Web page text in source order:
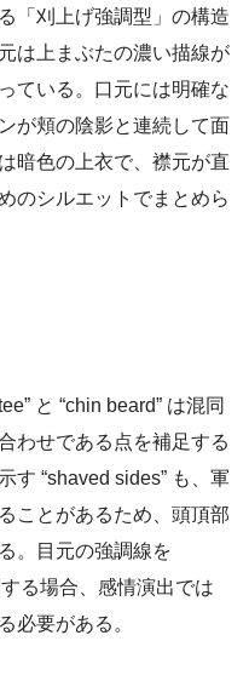
「刈上げ強調型」の構造
は上まぶたの濃い描線が
ている。口元には明確な
が頬の陰影と連続して面
暗色の上衣で、襟元が直
のシルエットでまとめら
と “chin beard” は混同
わせである点を補足する
す “shaved sides” も、軍
ことがあるため、頭頂部
。目元の強調線を
る場合、感情演出では
必要がある。